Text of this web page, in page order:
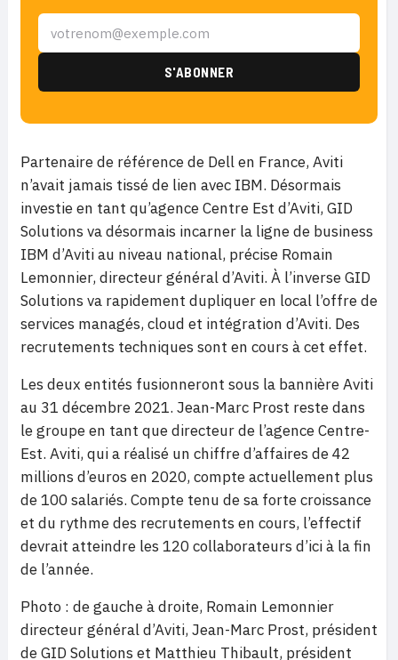
Partenaire de référence de Dell en France, Aviti
n’avait jamais tissé de lien avec IBM. Désormais
investie en tant qu’agence Centre Est d’Aviti, GID
Solutions va désormais incarner la ligne de business
IBM d’Aviti au niveau national, précise Romain
Lemonnier, directeur général d’Aviti. À l’inverse GID
Solutions va rapidement dupliquer en local l’offre de
services managés, cloud et intégration d’Aviti. Des
recrutements techniques sont en cours à cet effet.
Les deux entités fusionneront sous la bannière Aviti
au 31 décembre 2021. Jean-Marc Prost reste dans
le groupe en tant que directeur de l’agence Centre-
Est. Aviti, qui a réalisé un chiffre d’affaires de 42
millions d’euros en 2020, compte actuellement plus
de 100 salariés. Compte tenu de sa forte croissance
et du rythme des recrutements en cours, l’effectif
devrait atteindre les 120 collaborateurs d’ici à la fin
de l’année.
Photo : de gauche à droite, Romain Lemonnier
directeur général d’Aviti, Jean-Marc Prost, président
de GID Solutions et Matthieu Thibault, président